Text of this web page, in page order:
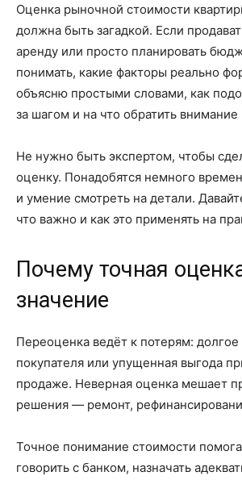
Оценка рыночной стоимости
должна быть загадкой. Если
аренду или просто планировать
понимать, какие факторы реально
объясню простыми словами, как
за шагом и на что обратить
Не нужно быть экспертом, чтобы
оценку. Понадобятся немного
и умение смотреть на детали.
что важно и как это применять на
Почему точная
значение
Переоценка ведёт к потерям:
покупателя или упущенная выгода
продаже. Неверная оценка мешает
решения — ремонт,
Точное понимание стоимости
говорить с банком, назначать